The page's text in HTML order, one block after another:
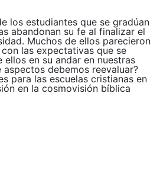
los estudiantes que se gradúan
abandonan su fe al finalizar el
Muchos de ellos parecieron
las expectativas que se
en su andar en nuestras
aspectos debemos reevaluar?
para las escuelas cristianas en
en la cosmovisión bíblica